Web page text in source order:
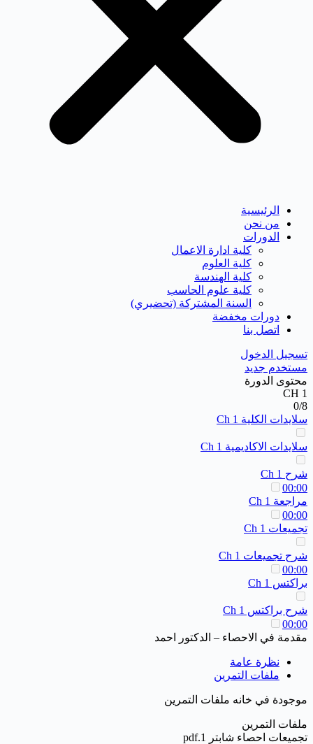
الرئيسية
من نحن
الدورات
كلية ادارة الاعمال
كلية العلوم
كلية الهندسة
كلية علوم الحاسب
السنة المشتركة (تحضيري)
دورات مخفضة
اتصل بنا
تسجيل الدخول
مستخدم جديد
محتوى الدورة
CH 1
0/8
سلايدات الكلية Ch 1
سلايدات الاكاديمية Ch 1
شرح Ch 1
00:00
مراجعة Ch 1
00:00
تجميعات Ch 1
شرح تجميعات Ch 1
00:00
براكتس Ch 1
شرح براكتس Ch 1
00:00
مقدمة في الاحصاء – الدكتور احمد
نظرة عامة
ملفات التمرين
موجودة في خانه ملفات التمرين
ملفات التمرين
تجميعات احصاء شابتر 1.pdf